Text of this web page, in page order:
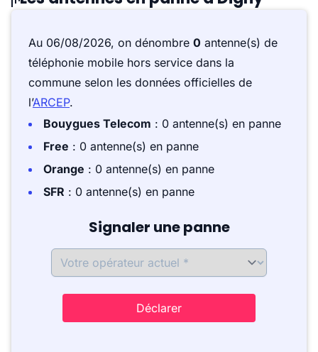
Au 06/08/2026, on dénombre 0 antenne(s) de
téléphonie mobile hors service dans la
commune selon les données officielles de
l’ARCEP.
Bouygues Telecom : 0 antenne(s) en panne
Free : 0 antenne(s) en panne
Orange : 0 antenne(s) en panne
SFR : 0 antenne(s) en panne
Signaler une panne
Déclarer